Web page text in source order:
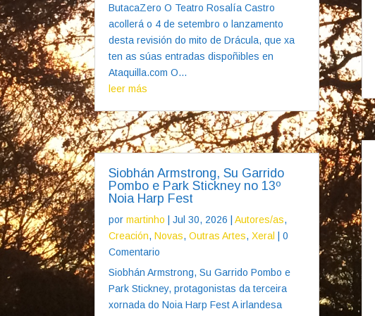
ButacaZero O Teatro Rosalía Castro
acollerá o 4 de setembro o lanzamento
desta revisión do mito de Drácula, que xa
ten as súas entradas dispoñibles en
Ataquilla.com O...
leer más
Siobhán Armstrong, Su Garrido
Pombo e Park Stickney no 13º
Noia Harp Fest
pormartinho |Jul 30, 2026 |Autores/as,
Creación,Novas,Outras Artes,Xeral
| 0
Comentario
Siobhán Armstrong, Su Garrido Pombo e
Park Stickney, protagonistas da terceira
xornada do Noia Harp Fest A irlandesa